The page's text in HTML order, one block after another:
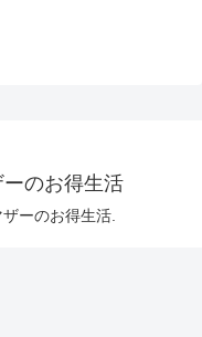
のお得生活
ーのお得生活.